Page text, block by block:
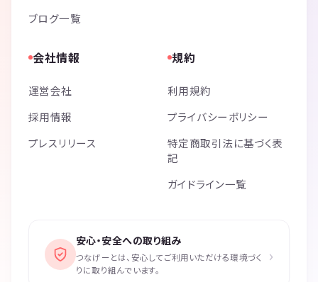
ブログ一覧
会社情報
運営会社
採用情報
プレスリリース
規約
利用規約
プライバシーポリシー
特定商取引法に基づく表
記
ガイドライン一覧
安心・安全への取り組み
つなげーとは、安心してご利用いただける環境づく
りに取り組んでいます。
›